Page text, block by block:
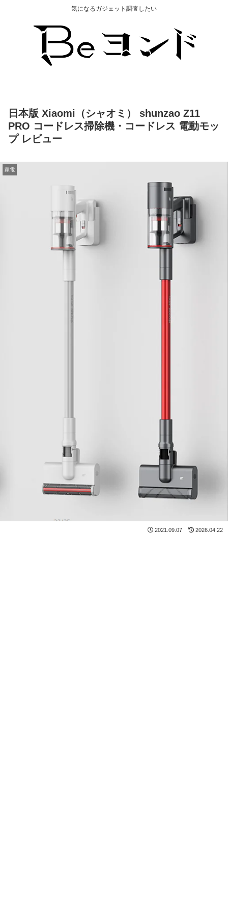
気になるガジェット調査したい
日本版 Xiaomi（シャオミ） shunzao Z11
PRO コードレス掃除機・コードレス 電動モッ
プ レビュー
家電
2021.09.07 2026.04.22